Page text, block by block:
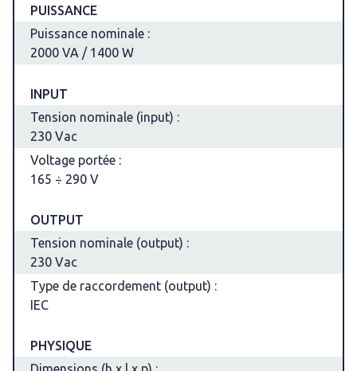
PUISSANCE
Puissance nominale :
2000 VA / 1400 W
INPUT
Tension nominale (input) :
230 Vac
Voltage portée :
165 ÷ 290 V
OUTPUT
Tension nominale (output) :
230 Vac
Type de raccordement (output) :
IEC
PHYSIQUE